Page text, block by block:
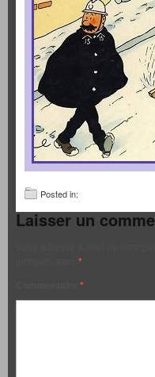
Posted in:
Laisser un
*
*